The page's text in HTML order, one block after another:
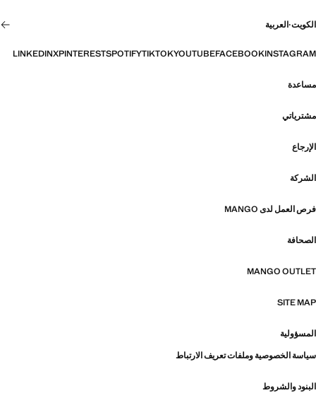
الكويت·العربية
INSTAGRAM
FACEBOOK
YOUTUBE
TIKTOK
SPOTIFY
PINTEREST
X
LINKEDIN
مساعدة
مشترياتي
الإرجاع
الشركة
فرص العمل لدى MANGO
الصحافة
MANGO OUTLET
SITE MAP
المسؤولية
سياسة الخصوصية وملفات تعريف الارتباط
البنود والشروط